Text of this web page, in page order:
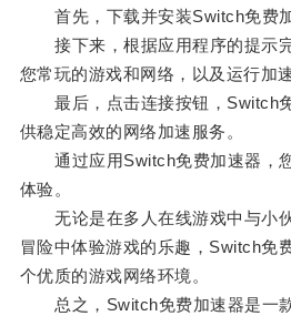
首先，下载并安装Switch免费加
接下来，根据应用程序的提示
您常玩的游戏和网络，以及运行加
最后，点击连接按钮，Switch
供稳定高效的网络加速服务。
通过应用Switch免费加速器，
体验。
无论是在多人在线游戏中与小
冒险中体验游戏的乐趣，Switch免
个优质的游戏网络环境。
总之，Switch免费加速器是一